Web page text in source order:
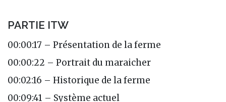
PARTIE ITW
00:00:17 – Présentation de la ferme
00:00:22 – Portrait du maraicher
00:02:16 – Historique de la ferme
00:09:41 – Système actuel